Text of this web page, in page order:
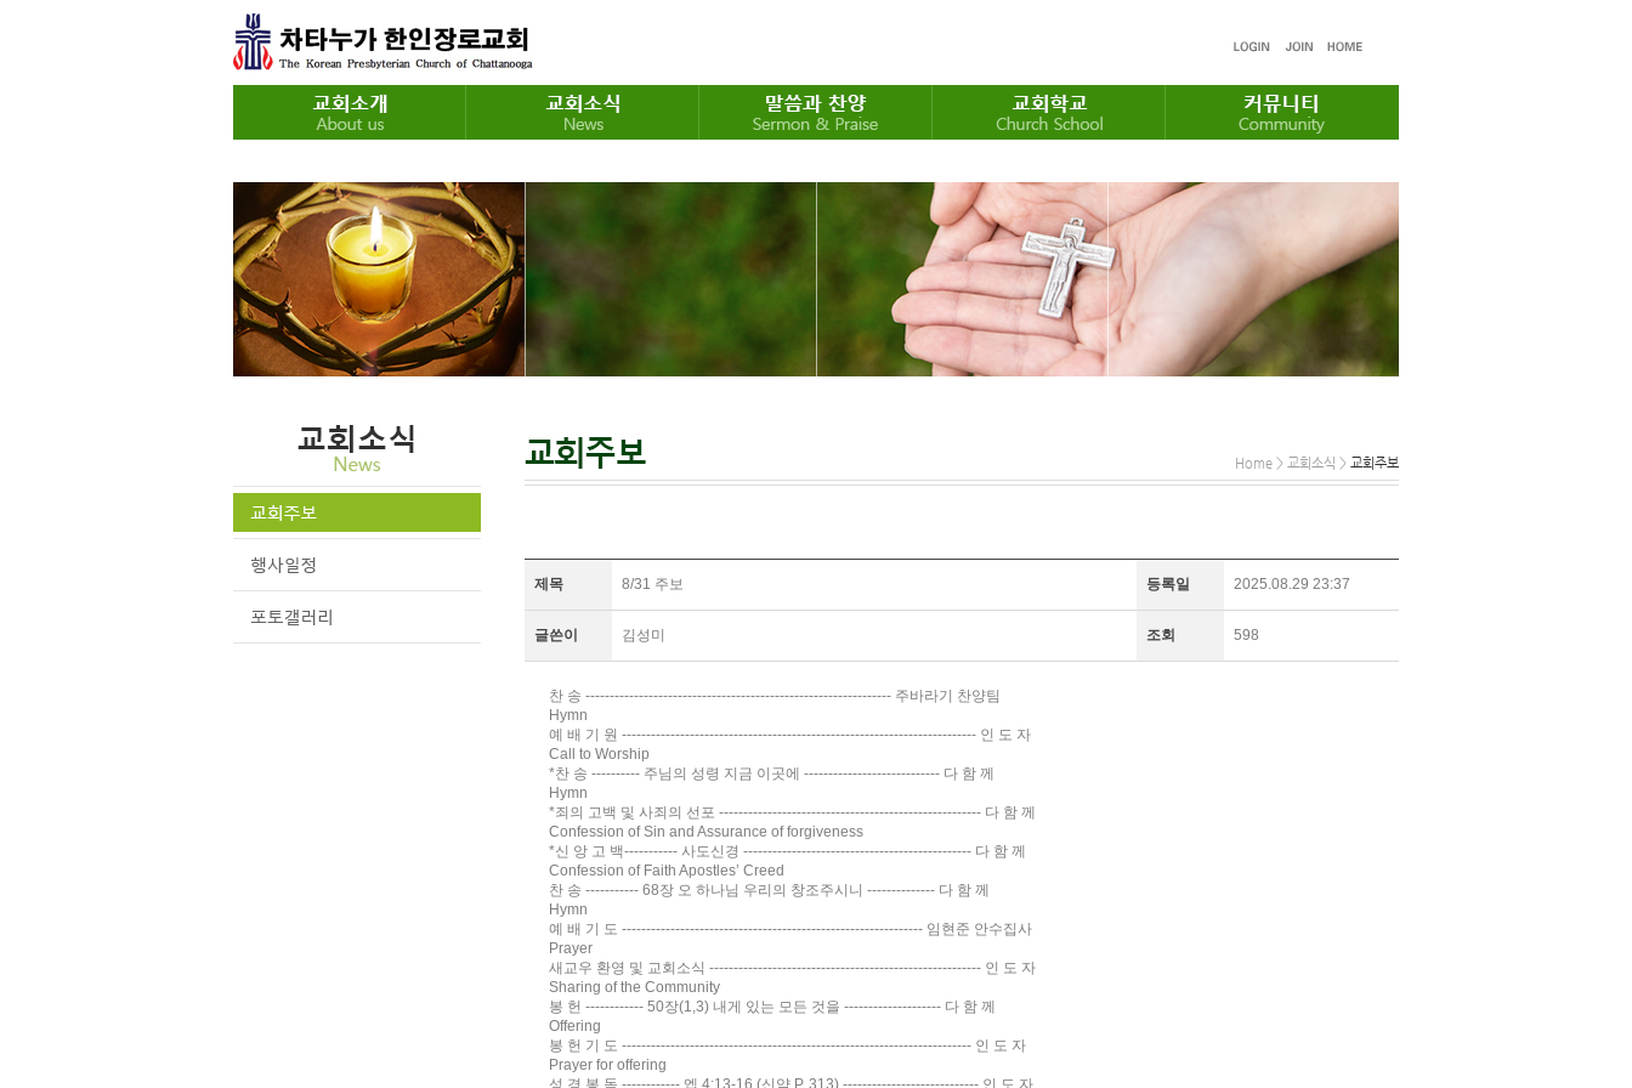
Home > 교회소식 > 교회주보
제목 8/31 주보 등록일 2025.08.29 23:37
글쓴이 김성미 조회 598
찬 송 --------------------------------------------------------------- 주바라기 찬양팀
Hymn
예 배 기 원 ------------------------------------------------------------------------- 인 도 자
Call to Worship
*찬 송 ---------- 주님의 성령 지금 이곳에 ---------------------------- 다 함 께
Hymn
*죄의 고백 및 사죄의 선포 ------------------------------------------------------ 다 함 께
Confession of Sin and Assurance of forgiveness
*신 앙 고 백----------- 사도신경 ----------------------------------------------- 다 함 께
Confession of Faith Apostles’ Creed
찬 송 ----------- 68장 오 하나님 우리의 창조주시니 -------------- 다 함 께
Hymn
예 배 기 도 -------------------------------------------------------------- 임현준 안수집사
Prayer
새교우 환영 및 교회소식 -------------------------------------------------------- 인 도 자
Sharing of the Community
봉 헌 ------------ 50장(1,3) 내게 있는 모든 것을 -------------------- 다 함 께
Offering
봉 헌 기 도 ------------------------------------------------------------------------ 인 도 자
Prayer for offering
성 경 봉 독 ------------ 엡 4:13-16 (신약 P. 313) ---------------------------- 인 도 자